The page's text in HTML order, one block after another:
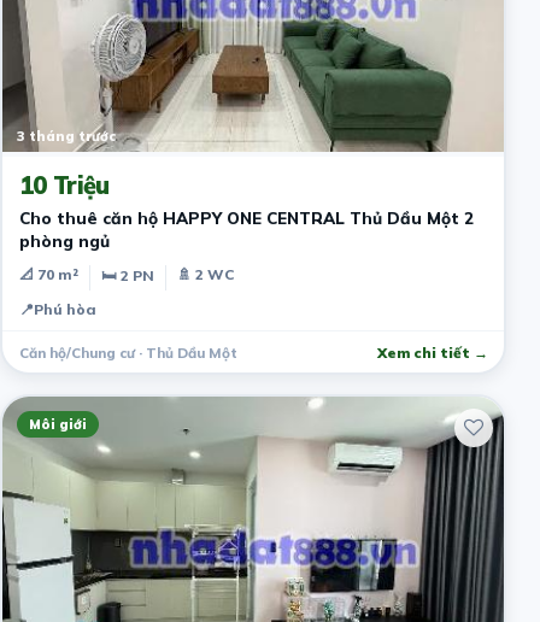
3 tháng trước
10 Triệu
Cho thuê căn hộ HAPPY ONE CENTRAL Thủ Dầu Một 2
phòng ngủ
📐 70 m² 🛏 2 PN
🚿 2 WC
📍Phú hòa
Căn hộ/Chung cư · Thủ Dầu Một Xem chi tiết →
Môi giới